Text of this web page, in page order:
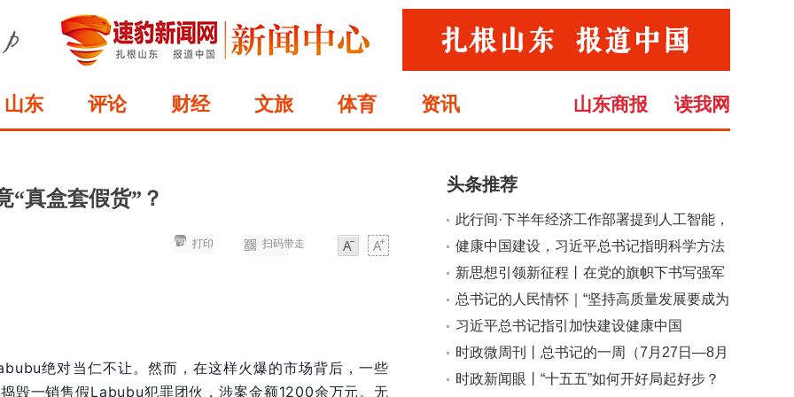
山东 评论 财经 文旅 体育 资讯 读我网
山东商报
“真盒套假货”？
大
扫码带走
打印
绝对当仁不让。然而，在这样火爆的市场背后，一些
毁一销售假Labubu犯罪团伙，涉案金额1200余万元。无
头条推荐
此行间·下半年经济工作部署提到人工智能，
有何深意？
健康中国建设，习近平总书记指明科学方法
论
新思想引领新征程丨在党的旗帜下书写强军
兴军新荣光
总书记的人民情怀｜“坚持高质量发展要成为
领导干部政绩观的重要内容”
习近平总书记指引加快建设健康中国
时政微周刊丨总书记的一周（7月27日—8月
2日）
时政新闻眼丨“十五五”如何开好局起好步？